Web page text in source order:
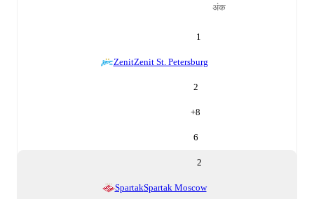
अंक
1
ZenitZenit St. Petersburg
2
+8
6
2
SpartakSpartak Moscow